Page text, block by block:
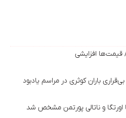
باران کوثری در مراسم یادبود
اورتگا و ناتالی پورتمن مشخص شد